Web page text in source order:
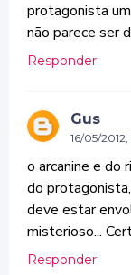
protagonista
não parece ser
Responder
Gus
16/05/2012,
o arcanine e do
do
deve estar
misterioso...
Responder